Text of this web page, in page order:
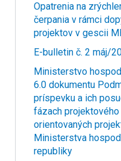
Opatrenia na
čerpania v rámci
projektov v gescii
E-bulletin č. 2 máj/
Ministerstvo
6.0 dokumentu
príspevku a ich
fázach
orientovaných
Ministerstva
republiky